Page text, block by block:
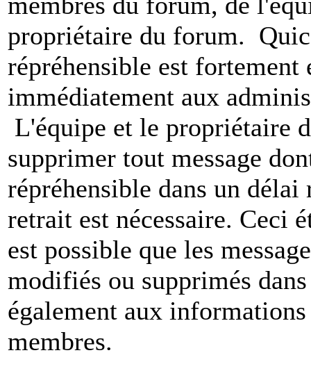
propriétaire du forum.
répréhensible est
immédiatement aux
L'équipe et le propriétaire
supprimer tout message
répréhensible dans un
retrait est nécessaire. Ceci
est possible que les
modifiés ou supprimés
également aux
membres.